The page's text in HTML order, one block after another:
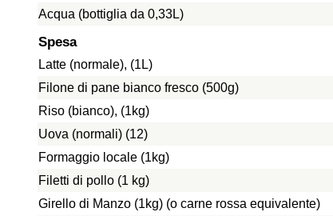
Acqua (bottiglia da 0,33L)
Spesa
Latte (normale), (1L)
Filone di pane bianco fresco (500g)
Riso (bianco), (1kg)
Uova (normali) (12)
Formaggio locale (1kg)
Filetti di pollo (1 kg)
Girello di Manzo (1kg) (o carne rossa equivalente)